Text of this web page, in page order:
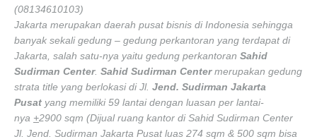
(08134610103)
Jakarta merupakan daerah pusat bisnis di Indonesia sehingga
banyak sekali gedung – gedung perkantoran yang terdapat di
Jakarta, salah satu-nya yaitu gedung perkantoran Sahid
Sudirman Center. Sahid Sudirman Centermerupakan gedung
strata title yang berlokasi di Jl. Jend. Sudirman Jakarta
Pusat yang memiliki 59 lantai dengan luasan per lantai-
nya +2900 sqm (Dijual ruang kantor di Sahid Sudirman Center
Jl. Jend. Sudirman Jakarta Pusat luas 274 sqm & 500 sqm bisa